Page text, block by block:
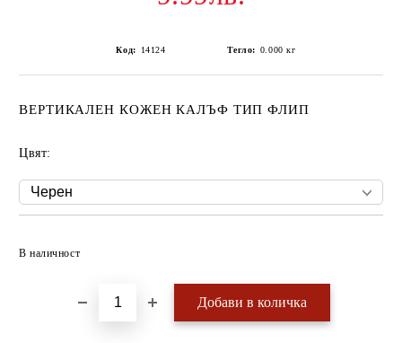
Код: 14124 Тегло: 0.000 кг
ВЕРТИКАЛЕН КОЖЕН КАЛЪФ ТИП ФЛИП
Цвят:
В наличност